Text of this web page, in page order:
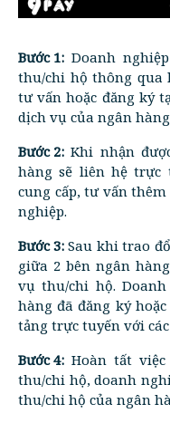
Bước 1: Doanh
thu/chi hộ thông qua
tư vấn hoặc đăng ký
dịch vụ của ngân
Bước 2: Khi nhận
hàng sẽ liên hệ trực
cung cấp, tư vấn
nghiệp.
Bước 3: Sau khi trao
giữa 2 bên ngân
vụ thu/chi hộ.
hàng đã đăng ký
tảng trực tuyến với
Bước 4: Hoàn tất
thu/chi hộ, doanh
thu/chi hộ của ngân